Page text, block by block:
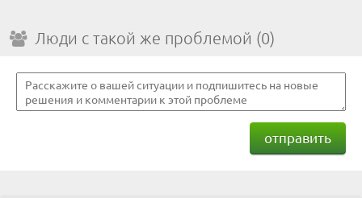
Люди с такой же проблемой (0)
отправить